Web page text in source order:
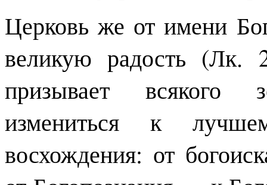
Церковь же от имени
великую радость (Лк.
призывает всякого
измениться к
восхождения: от